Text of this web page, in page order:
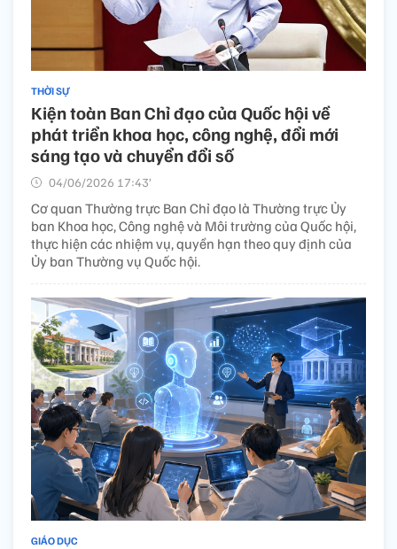
THỜI SỰ
Kiện toàn Ban Chỉ đạo của Quốc hội về
phát triển khoa học, công nghệ, đổi mới
sáng tạo và chuyển đổi số
04/06/2026 17:43’
Cơ quan Thường trực Ban Chỉ đạo là Thường trực Ủy
ban Khoa học, Công nghệ và Môi trường của Quốc hội,
thực hiện các nhiệm vụ, quyền hạn theo quy định của
Ủy ban Thường vụ Quốc hội.
GIÁO DỤC